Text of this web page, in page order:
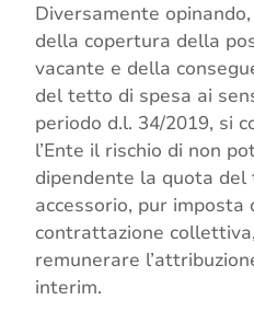
Diversamente
della copertura della
vacante e della
del tetto di spesa ai
periodo d.l. 34/2019, si
l’Ente il rischio di non
dipendente la quota
accessorio, pur
contrattazione
remunerare
interim.